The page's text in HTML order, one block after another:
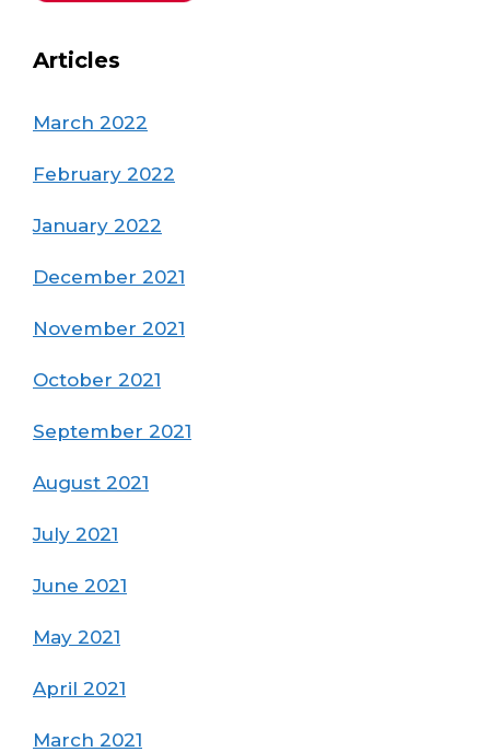
Articles
March 2022
February 2022
January 2022
December 2021
November 2021
October 2021
September 2021
August 2021
July 2021
June 2021
May 2021
April 2021
March 2021